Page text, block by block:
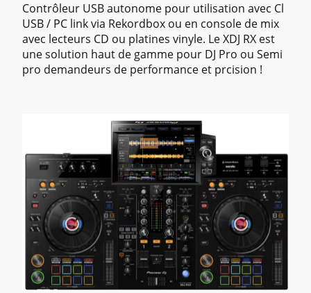
Contrôleur USB autonome pour utilisation avec Cl
USB / PC link via Rekordbox ou en console de mix
avec lecteurs CD ou platines vinyle. Le XDJ RX est
une solution haut de gamme pour DJ Pro ou Semi
pro demandeurs de performance et prcision !